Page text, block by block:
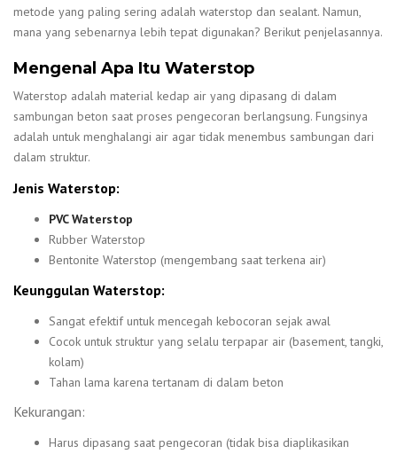
metode yang paling sering adalah waterstop dan sealant. Namun,
mana yang sebenarnya lebih tepat digunakan? Berikut penjelasannya.
Mengenal Apa Itu Waterstop
Waterstop adalah material kedap air yang dipasang di dalam
sambungan beton saat proses pengecoran berlangsung. Fungsinya
adalah untuk menghalangi air agar tidak menembus sambungan dari
dalam struktur.
Jenis Waterstop:
PVC Waterstop
Rubber Waterstop
Bentonite Waterstop (mengembang saat terkena air)
Keunggulan Waterstop:
Sangat efektif untuk mencegah kebocoran sejak awal
Cocok untuk struktur yang selalu terpapar air (basement, tangki,
kolam)
Tahan lama karena tertanam di dalam beton
Kekurangan:
Harus dipasang saat pengecoran (tidak bisa diaplikasikan